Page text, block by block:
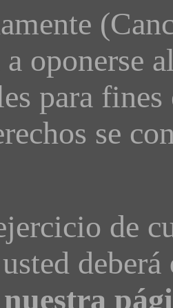
oponerse
para
se
de
deberá